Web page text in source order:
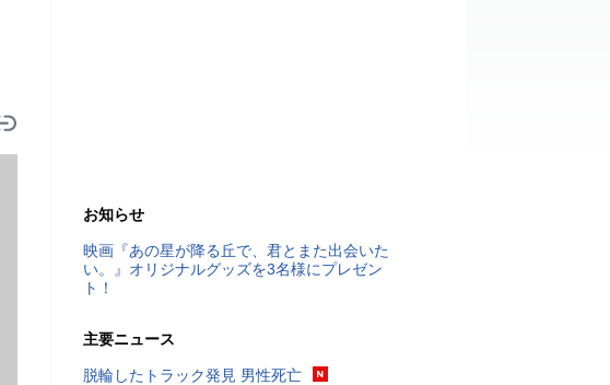
お知らせ
映画『あの星が降る丘で、君とまた出会いた
い。』オリジナルグッズを3名様にプレゼン
ト！
主要ニュース
脱輪したトラック発見 男性死亡